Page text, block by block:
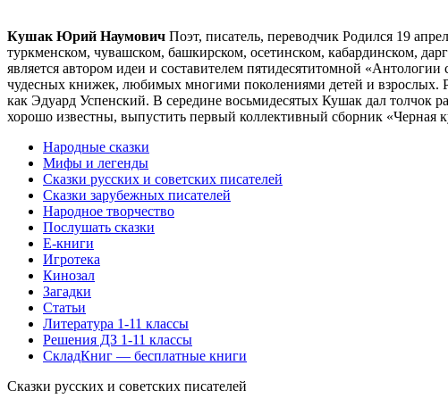
Кушак Юрий Наумович Поэт, писатель, переводчик Родился 19
туркменском, чувашском, башкирском, осетинском, кабардинском,
является автором идеи и составителем пятидесятитомной
чудесных книжек, любимых многими поколениями детей и взрослых.
как Эдуард Успенский. В середине восьмидесятых Кушак дал толчок
хорошо известны, выпустить первый коллективный сборник «Черная
Народные сказки
Мифы и легенды
Сказки русских и советских писателей
Сказки зарубежных писателей
Народное творчество
Послушать сказки
Е-книги
Игротека
Кинозал
Загадки
Статьи
Литература 1-11 классы
Решения ДЗ 1-11 классы
СкладКниг — бесплатные книги
Сказки русских и советских писателей